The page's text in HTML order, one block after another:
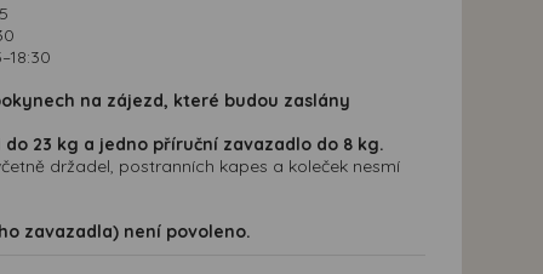
na zájezd, které budou zaslány
23 kg a jedno příruční zavazadlo do 8 kg.
držadel, postranních kapes a koleček nesmí
zavazadla) není povoleno.